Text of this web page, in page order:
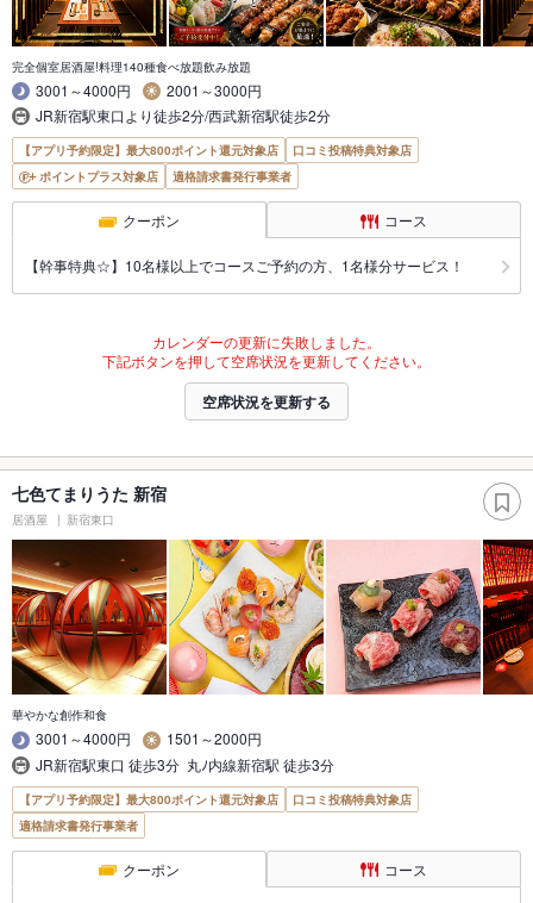
完全個室居酒屋!料理140種食べ放題飲み放題
3001～4000円
2001～3000円
JR新宿駅東口より徒歩2分/西武新宿駅徒歩2分
【アプリ予約限定】最大800ポイント還元対象店
口コミ投稿特典対象店
ポイントプラス対象店
適格請求書発行事業者
クーポン コース
【幹事特典☆】10名様以上でコースご予約の方、1名様分サービス！
カレンダーの更新に失敗しました。
下記ボタンを押して空席状況を更新してください。
空席状況を更新する
七色てまりうた 新宿
居酒屋 新宿東口
華やかな創作和食
3001～4000円
1501～2000円
JR新宿駅東口 徒歩3分 丸ﾉ内線新宿駅 徒歩3分
【アプリ予約限定】最大800ポイント還元対象店
口コミ投稿特典対象店
適格請求書発行事業者
クーポン コース